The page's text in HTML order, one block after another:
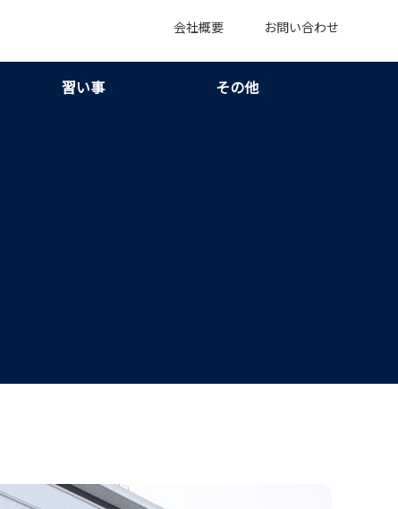
会社概要 お問い合わせ
習い事 その他
倍率・校風まで見れば志望校の見え方が変